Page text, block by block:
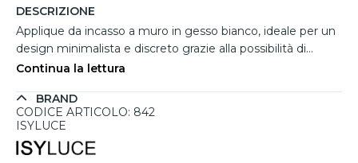
DESCRIZIONE
Applique da incasso a muro in gesso bianco, ideale per un
design minimalista e discreto grazie alla possibilità di
essere verniciato, mimetizzandosi completamente con la
un elegante effetto decorativo e una luce diretta verso
l’alto, creando un’atmosfera raffinata. Questa collezione di
cartongesso, si collega direttamente alla corrente
Continua la lettura
BRAND
CODICE ARTICOLO: 842
ISYLUCE